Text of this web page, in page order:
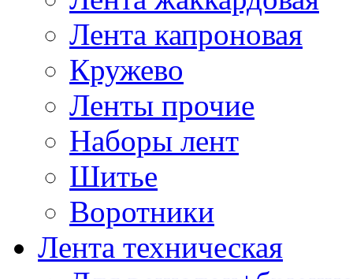
Лента капроновая
Кружево
Ленты прочие
Наборы лент
Шитье
Воротники
Лента техническая